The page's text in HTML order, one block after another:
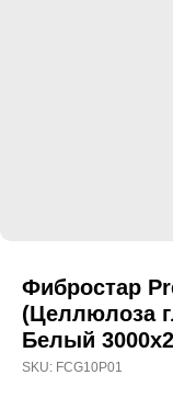
Фибростар
(Целлюлоза
Белый
SKU: FCG10P01